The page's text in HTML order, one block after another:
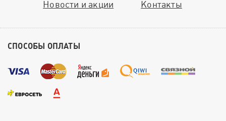
Новости и акции
Контакты
СПОСОБЫ ОПЛАТЫ